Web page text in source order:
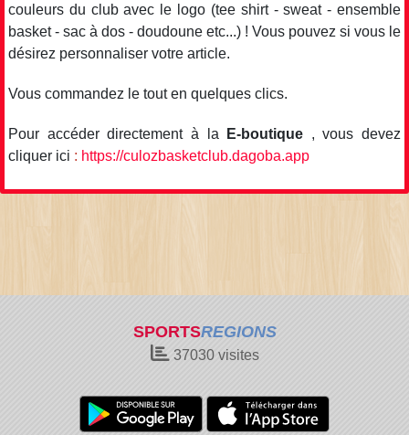
couleurs du club avec le logo (tee shirt - sweat - ensemble
basket - sac à dos - doudoune etc...) ! Vous pouvez si vous le
désirez personnaliser votre article.
Vous commandez le tout en quelques clics.
Pour accéder directement à la E-boutique , vous devez
cliquer ici : https://culozbasketclub.dagoba.app
SPORTSREGIONS
37030visites